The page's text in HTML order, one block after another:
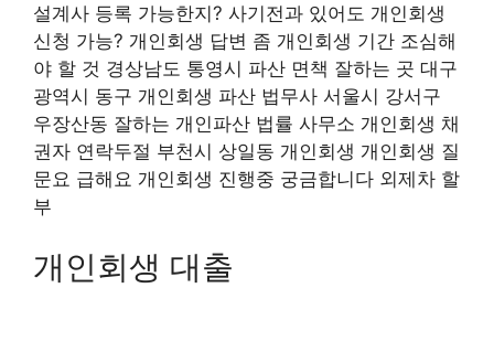
설계사 등록 가능한지? 사기전과 있어도 개인회생
신청 가능? 개인회생 답변 좀 개인회생 기간 조심해
야 할 것 경상남도 통영시 파산 면책 잘하는 곳 대구
광역시 동구 개인회생 파산 법무사 서울시 강서구
우장산동 잘하는 개인파산 법률 사무소 개인회생 채
권자 연락두절 부천시 상일동 개인회생 개인회생 질
문요 급해요 개인회생 진행중 궁금합니다 외제차 할
부
개인회생 대출